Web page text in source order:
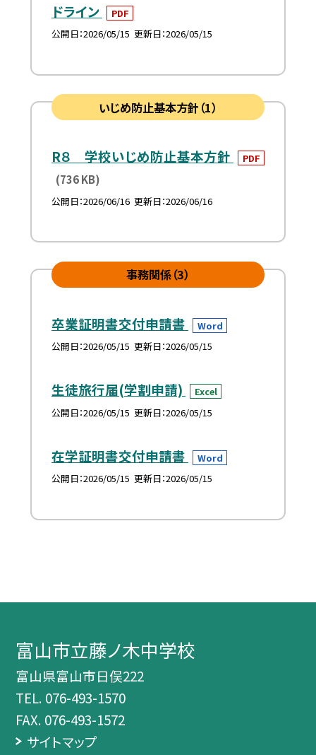
ドライン
PDF
公開日 2026/05/15 更新日 2026/05/15
いじめ防止基本方針（1）
R８ 学校いじめ防止基本方針 PDF
(736 KB)
公開日 2026/06/16 更新日 2026/06/16
事務関係（3）
卒業証明書交付申請書
Word
公開日 2026/05/15 更新日 2026/05/15
生徒旅行届(学割申請)
Excel
公開日 2026/05/15 更新日 2026/05/15
在学証明書交付申請書
Word
公開日 2026/05/15 更新日 2026/05/15
富山市立藤ノ木中学校
富山県富山市日俣222
TEL. 076-493-1570
FAX. 076-493-1572
サイトマップ